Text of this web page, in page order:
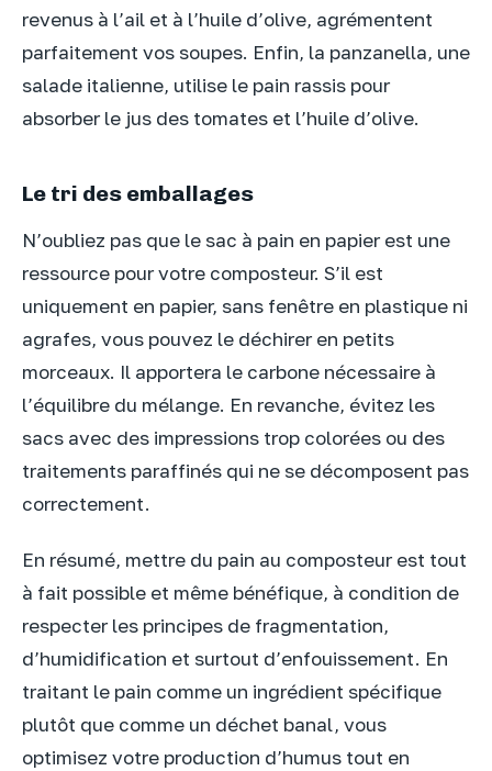
revenus à l’ail et à l’huile d’olive, agrémentent
parfaitement vos soupes. Enfin, la panzanella, une
salade italienne, utilise le pain rassis pour
absorber le jus des tomates et l’huile d’olive.
Le tri des emballages
N’oubliez pas que le sac à pain en papier est une
ressource pour votre composteur. S’il est
uniquement en papier, sans fenêtre en plastique ni
agrafes, vous pouvez le déchirer en petits
morceaux. Il apportera le carbone nécessaire à
l’équilibre du mélange. En revanche, évitez les
sacs avec des impressions trop colorées ou des
traitements paraffinés qui ne se décomposent pas
correctement.
En résumé, mettre du pain au composteur est tout
à fait possible et même bénéfique, à condition de
respecter les principes de fragmentation,
d’humidification et surtout d’enfouissement. En
traitant le pain comme un ingrédient spécifique
plutôt que comme un déchet banal, vous
optimisez votre production d’humus tout en